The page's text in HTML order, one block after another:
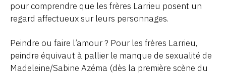
pour comprendre que les frères Larrieu posent un
regard affectueux sur leurs personnages.
Peindre ou faire l’amour ? Pour les frères Larrieu,
peindre équivaut à pallier le manque de sexualité de
Madeleine/Sabine Azéma (dès la première scène du